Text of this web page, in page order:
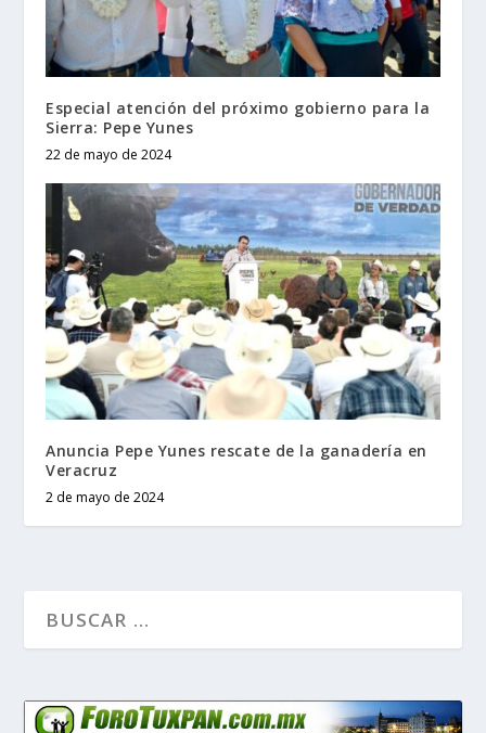
Especial atención del próximo gobierno para la
Sierra: Pepe Yunes
22 de mayo de 2024
Anuncia Pepe Yunes rescate de la ganadería en
Veracruz
2 de mayo de 2024